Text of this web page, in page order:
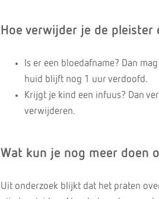
Hoe verwijder je de pleister
Is er een bloedafname? Dan
huid blijft nog 1 uur verdoofd.
Krijgt je kind een infuus? Dan
verwijderen.
Wat kun je nog meer doen
Uit onderzoek blijkt dat het praten